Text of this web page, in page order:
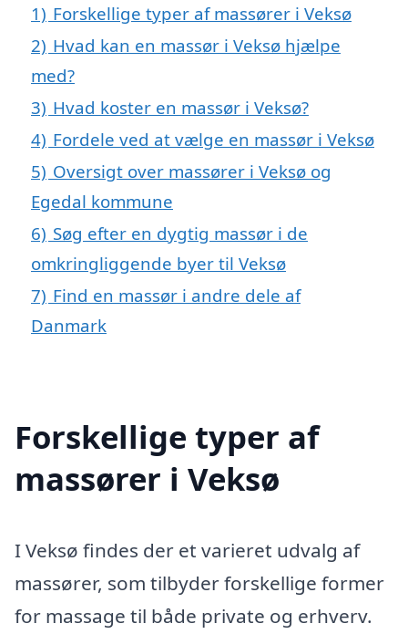
1) Forskellige typer af massører i Veksø
2) Hvad kan en massør i Veksø hjælpe
med?
3) Hvad koster en massør i Veksø?
4) Fordele ved at vælge en massør i Veksø
5) Oversigt over massører i Veksø og
Egedal kommune
6) Søg efter en dygtig massør i de
omkringliggende byer til Veksø
7) Find en massør i andre dele af
Danmark
Forskellige typer af
massører i Veksø
I Veksø findes der et varieret udvalg af
massører, som tilbyder forskellige former
for massage til både private og erhverv.